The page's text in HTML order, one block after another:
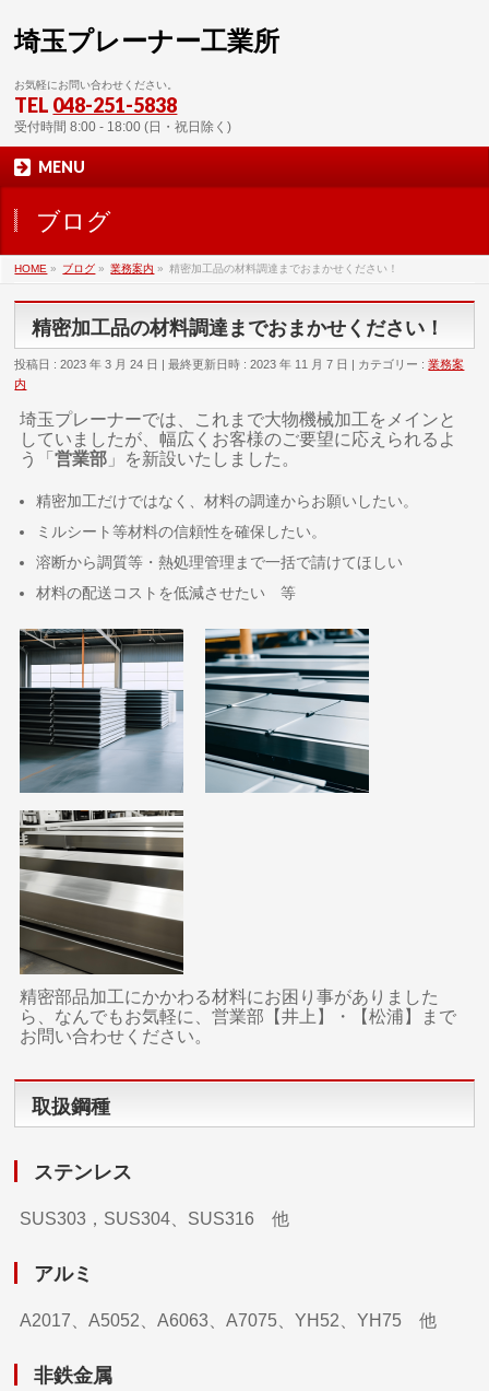
埼玉プレーナー工業所
お気軽にお問い合わせください。
TEL 048-251-5838
受付時間 8:00 - 18:00 (日・祝日除く)
MENU
ブログ
HOME » ブログ » 業務案内 » 精密加工品の材料調達までおまかせください！
精密加工品の材料調達までおまかせください！
投稿日 : 2023 年 3 月 24 日 最終更新日時 : 2023 年 11 月 7 日 カテゴリー :業務案
内
埼玉プレーナーでは、これまで大物機械加工をメインと
していましたが、幅広くお客様のご要望に応えられるよ
う「営業部 」を新設いたしました。
精密加工だけではなく、材料の調達からお願いしたい。
ミルシート等材料の信頼性を確保したい。
溶断から調質等・熱処理管理まで一括で請けてほしい
材料の配送コストを低減させたい 等
精密部品加工にかかわる材料にお困り事がありました
ら、なんでもお気軽に、営業部【井上】・【松浦】まで
お問い合わせください。
取扱鋼種
ステンレス
SUS303，SUS304、SUS316 他
アルミ
A2017、A5052、A6063、A7075、YH52、YH75 他
非鉄金属